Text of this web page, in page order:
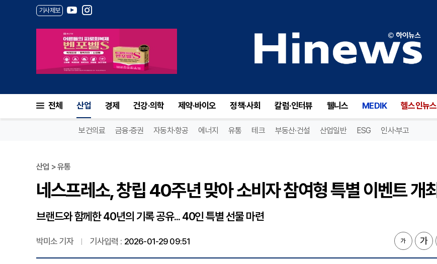
기사제보
전체 산업 경제 건강·의학 제약·바이오 정책·사회 칼럼·인터뷰 웰니스 MEDIK 헬스인뉴스
보건의료 금융·증권 자동차·항공 에너지 유통 테크 부동산·건설 산업일반 ESG 인사·부고
산업 > 유통
네스프레소, 창립 40주년 맞아 소비자 참여형 특별 이벤트 개최
브랜드와 함께한 40년의 기록 공유... 40인 특별 선물 마련
박미소 기자 기사입력 : 2026-01-29 09:51